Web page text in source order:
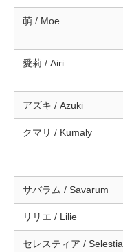
萌 / Moe
愛莉 / Airi
アズキ / Azuki
クマリ / Kumaly
サバラム / Savarum
リリエ / Lilie
セレスティア / Selestia